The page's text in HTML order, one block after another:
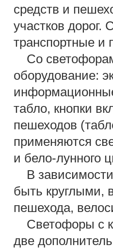
средств и
участков
транспортные и
Со
оборудование:
табло, кнопки
пешеходов
применяются
и бело-лунного
В
быть круглыми,
пешехода,
Светофоры с
две